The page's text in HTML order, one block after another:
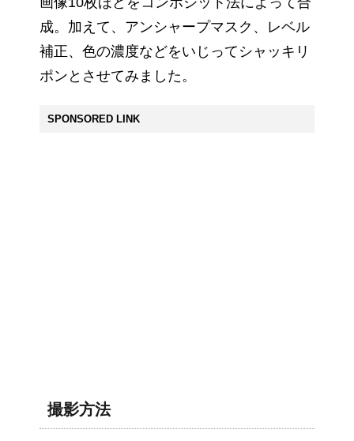
成。加えて、アンシャープマスク、レベル
補正、色の濃度などをいじってシャッキリ
ポンとさせてみました。
SPONSORED LINK
撮影方法